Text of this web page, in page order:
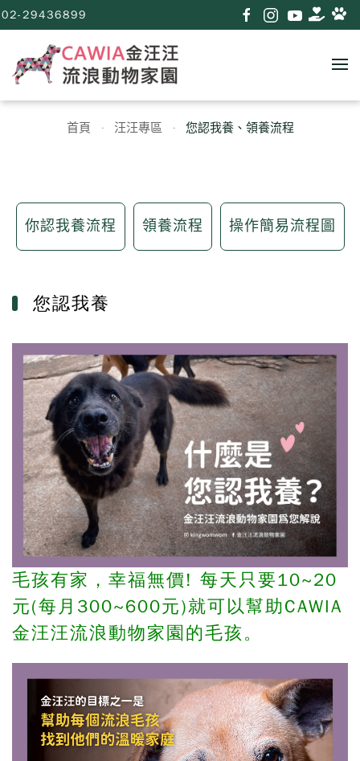
02-29436899
首頁 汪汪專區 您認我養、領養流程
你認我養流程 領養流程 操作簡易流程圖
您認我養
毛孩有家，幸福無價! 每天只要10~20
元(每月300~600元)就可以幫助CAWIA
金汪汪流浪動物家園的毛孩。